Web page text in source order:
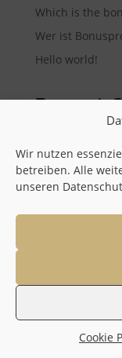
Wir nutzen
betreiben. Alle
unseren
Cookie
Which is the
Wer ist
Hello world!
Recent